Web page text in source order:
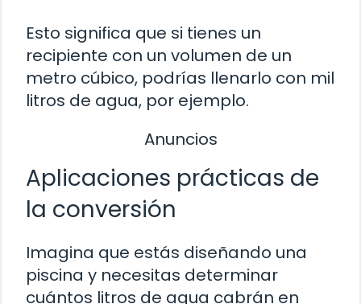
Esto significa que si tienes un
recipiente con un volumen de un
metro cúbico, podrías llenarlo con mil
litros de agua, por ejemplo.
Anuncios
Aplicaciones prácticas de
la conversión
Imagina que estás diseñando una
piscina y necesitas determinar
cuántos litros de agua cabrán en